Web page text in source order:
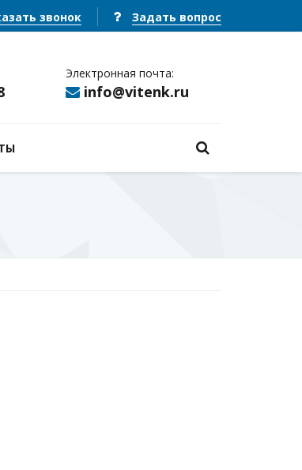
звонок Задать вопрос
Электронная почта:
info@vitenk.ru